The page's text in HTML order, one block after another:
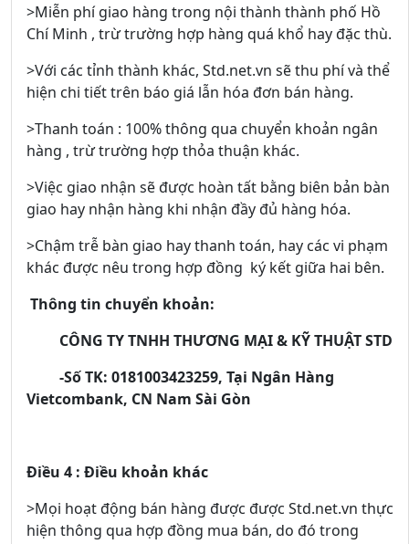
>Miễn phí giao hàng trong nội thành thành phố Hồ
Chí Minh , trừ trường hợp hàng quá khổ hay đặc thù.
>Với các tỉnh thành khác, Std.net.vn sẽ thu phí và thể
hiện chi tiết trên báo giá lẫn hóa đơn bán hàng.
>Thanh toán : 100% thông qua chuyển khoản ngân
hàng , trừ trường hợp thỏa thuận khác.
>Việc giao nhận sẽ được hoàn tất bằng biên bản bàn
giao hay nhận hàng khi nhận đầy đủ hàng hóa.
>Chậm trễ bàn giao hay thanh toán, hay các vi phạm
khác được nêu trong hợp đồng ký kết giữa hai bên.
Thông tin chuyển khoản:
CÔNG TY TNHH THƯƠNG MẠI & KỸ THUẬT STD
-Số TK: 0181003423259, Tại Ngân Hàng
Vietcombank, CN Nam Sài Gòn
Điều 4 : Điều khoản khác
>Mọi hoạt động bán hàng được được Std.net.vn thực
hiện thông qua hợp đồng mua bán, do đó trong